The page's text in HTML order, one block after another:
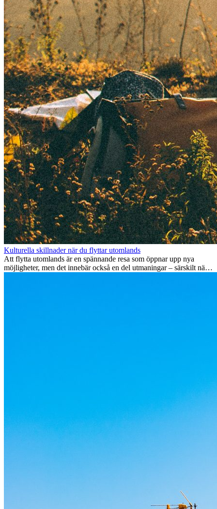
Kulturella skillnader när du flyttar utomlands
Att flytta utomlands är en spännande resa som öppnar upp nya
möjligheter, men det innebär också en del utmaningar – särskilt när